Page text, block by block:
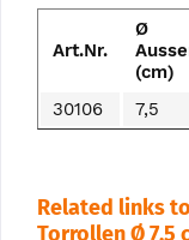
Art.Nr.
Ø
(cm)
30106 7,5
Related links
Torrollen Ø 7,5